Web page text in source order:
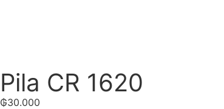
Pila CR 1620
₲30.000